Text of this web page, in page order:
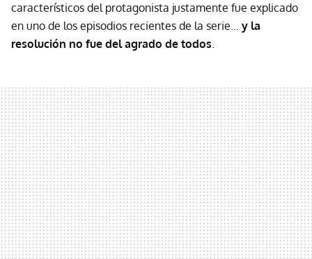
característicos del protagonista justamente fue explicado
en uno de los episodios recientes de la serie... y la
resolución no fue del agrado de todos.